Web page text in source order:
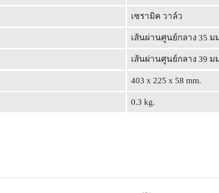
เซรามิค วาล์ว
เส้นผ่านศูนย์กลาง 35 ม
เส้นผ่านศูนย์กลาง 39 ม
403 x 225 x 58 mm.
0.3 kg.